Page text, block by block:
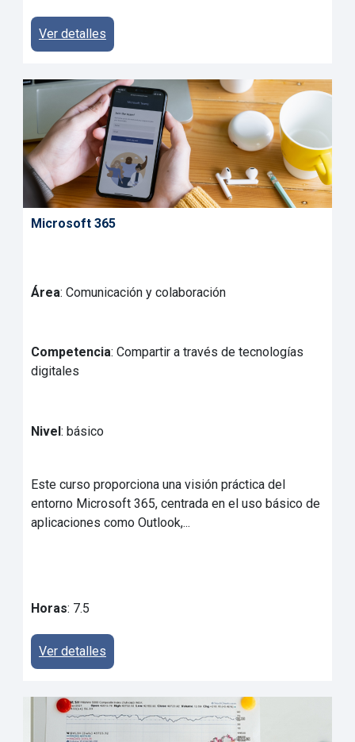
Ver detalles
Microsoft 365
Área: Comunicación y colaboración
Competencia: Compartir a través de tecnologías
digitales
Nivel : básico
Este curso proporciona una visión práctica del
entorno Microsoft 365, centrada en el uso básico de
aplicaciones como Outlook,...
Horas: 7.5
Ver detalles